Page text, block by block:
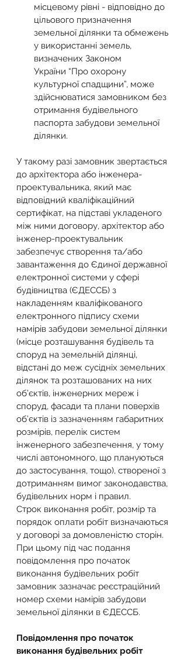
місцевому рівні - відповідно до
цільового призначення
земельної ділянки та обмежень
у використанні земель,
визначених Законом
України “Про охорону
культурної спадщини”, може
здійснюватися замовником без
отримання будівельного
паспорта забудови земельної
ділянки.
У такому разі замовник звертається
до архітектора або інженера-
проектувальника, який має
відповідний кваліфікаційний
сертифікат, на підставі укладеного
між ними договору, архітектор або
інженер-проектувальник
забезпечує створення та/або
завантаження до Єдиної державної
електронної системи у сфері
будівництва (ЄДЕССБ) з
накладенням кваліфікованого
електронного підпису схеми
намірів забудови земельної ділянки
(місце розташування будівель та
споруд на земельній ділянці,
відстані до меж сусідніх земельних
ділянок та розташованих на них
об’єктів, інженерних мереж і
споруд, фасади та плани поверхів
об’єктів із зазначенням габаритних
розмірів, перелік систем
інженерного забезпечення, у тому
числі автономного, що плануються
до застосування, тощо), створеної з
дотриманням вимог законодавства,
будівельних норм і правил.
Строк виконання робіт, розмір та
порядок оплати робіт визначаються
у договорі за домовленістю сторін.
При цьому під час подання
повідомлення про початок
виконання будівельних робіт
замовник зазначає реєстраційний
номер схеми намірів забудови
земельної ділянки в ЄДЕССБ.
Повідомлення про початок
виконання будівельних робіт